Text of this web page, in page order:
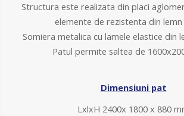
Structura este realizata din placi
elemente de rezistenta din
Somiera metalica cu lamele elastice din
Patul permite saltea de
Dimensiuni pat
LxlxH 2400x 1800 x 880